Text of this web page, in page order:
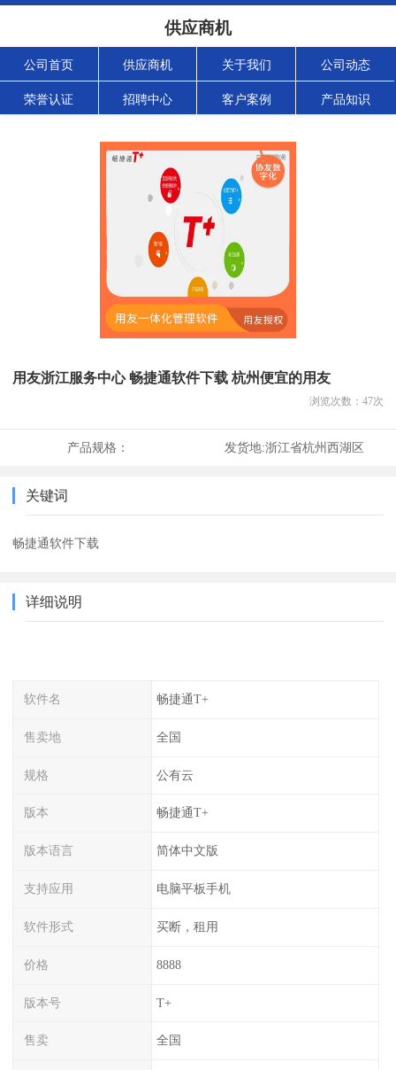
供应商机
公司首页 供应商机 关于我们 公司动态
荣誉认证 招聘中心 客户案例 产品知识
用友浙江服务中心 畅捷通软件下载 杭州便宜的用友
浏览次数： 47次
产品规格： 发货地:浙江省杭州西湖区
关键词
畅捷通软件下载
详细说明
软件名 畅捷通T+
售卖地 全国
规格 公有云
版本 畅捷通T+
版本语言 简体中文版
支持应用 电脑平板手机
软件形式 买断，租用
价格 8888
版本号 T+
售卖 全国